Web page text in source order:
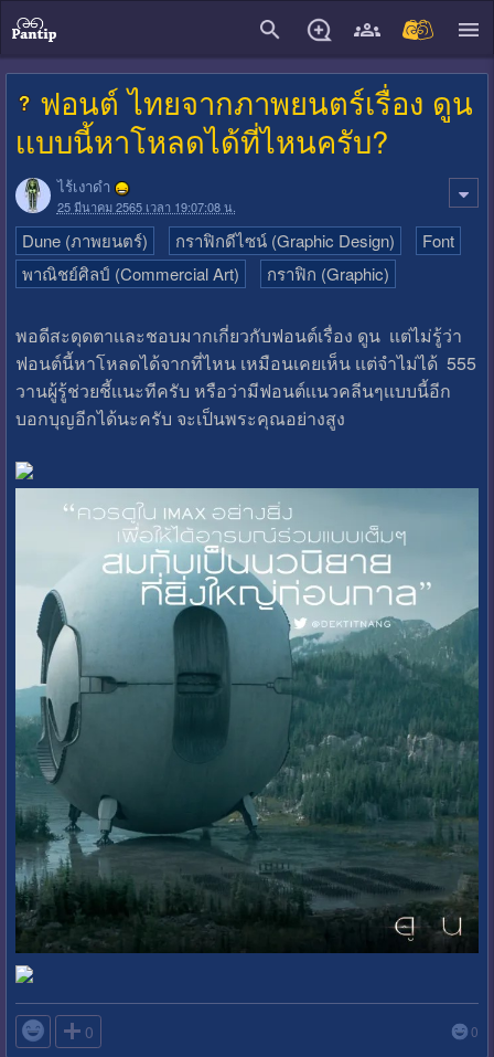
ฟอนต์ ไทยจากภาพยนตร์เรื่อง ดูน
เเบบนี้หาโหลดได้ที่ไหนครับ?
ไร้เงาดำ
25 มีนาคม 2565 เวลา 19:07:08 น.
Dune (ภาพยนตร์) กราฟิกดีไซน์ (Graphic Design)
Font
พาณิชย์ศิลป์ (Commercial Art)
กราฟิก (Graphic)
พอดีสะดุดตาเเละชอบมากเกี่ยวกับฟอนต์เรื่อง ดูน เเต่ไม่รู้ว่า
ฟอนต์นี้หาโหลดได้จากที่ไหน เหมือนเคยเห็น เเต่จำไม่ได้ 555
วานผู้รู้ช่วยชี้เเนะทีครับ หรือว่ามีฟอนต์เเนวคลีนๆเเบบนี้อีก
บอกบุญอีกได้นะครับ จะเป็นพระคุณอย่างสูง
 0 0
close